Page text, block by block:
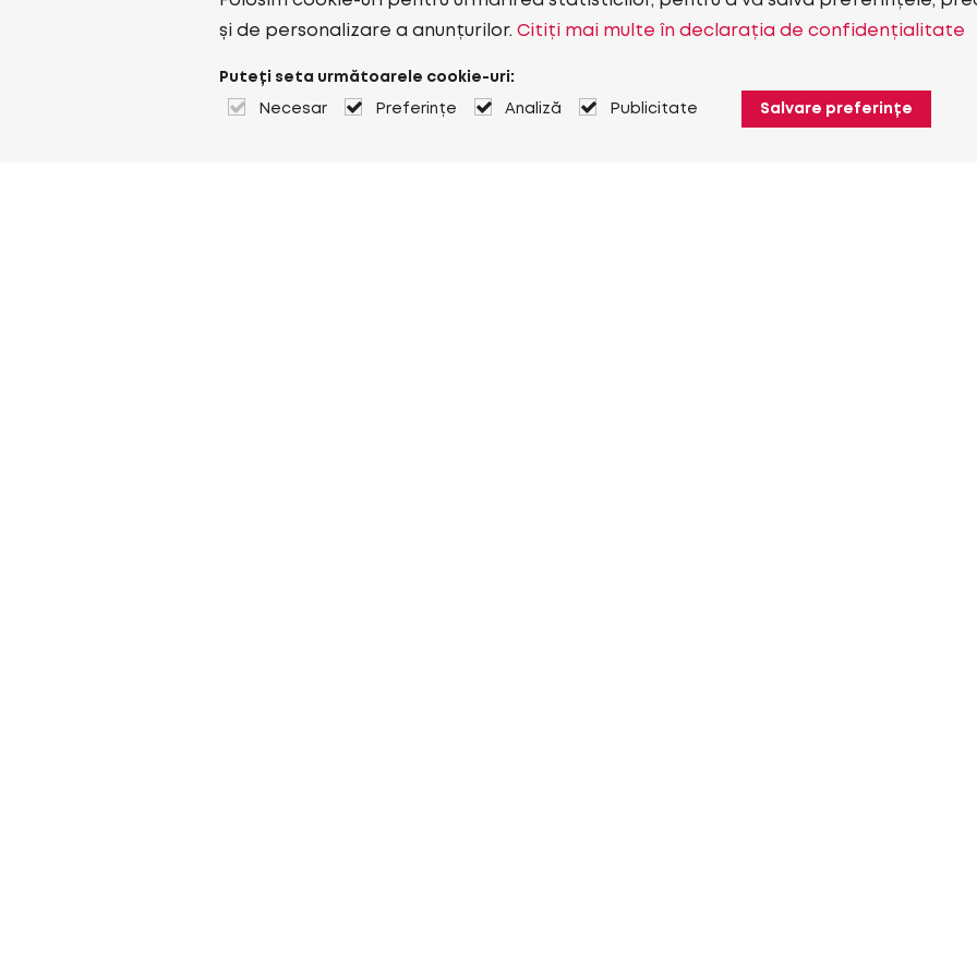
și de personalizare a anunțurilor. Citiți mai multe în declarația de confidențialitate
Puteți seta următoarele cookie-uri:
Necesar Preferințe Analiză Publicitate Salvare preferințe